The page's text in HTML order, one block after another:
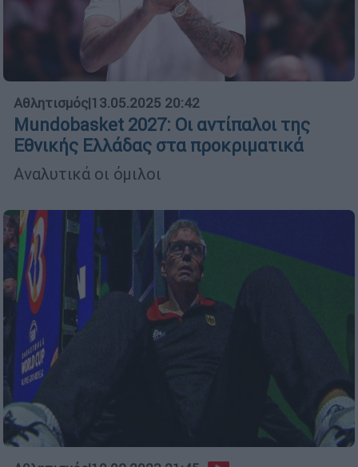
Αθλητισμός|13.05.2025 20:42
Mundobasket 2027: Οι αντίπαλοι της
Εθνικής Ελλάδας στα προκριματικά
Αναλυτικά οι όμιλοι